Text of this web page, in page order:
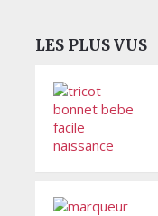
LES PLUS VUS